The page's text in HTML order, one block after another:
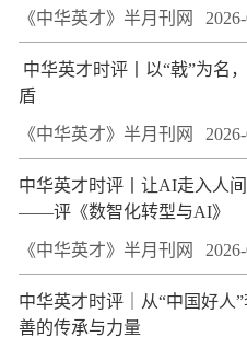
《中华英才》半月刊网
中华英才时评丨以“戟”为名
盾
《中华英才》半月刊网
中华英才时评丨让AI走入人
——评《数智化转型与AI》
《中华英才》半月刊网
中华英才时评｜从“中国好人
善的传承与力量